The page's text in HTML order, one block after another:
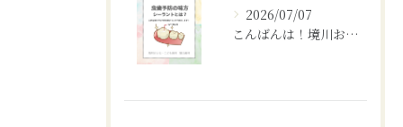
2026/07/07
こんばんは！境川おとなこども歯科矯正歯科です🦷✨